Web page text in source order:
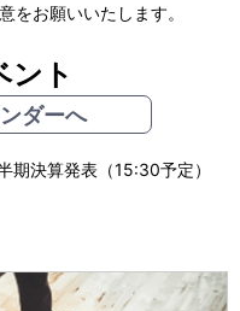
をお願いいたします。
ント
ダーへ
決算発表（15:30予定）